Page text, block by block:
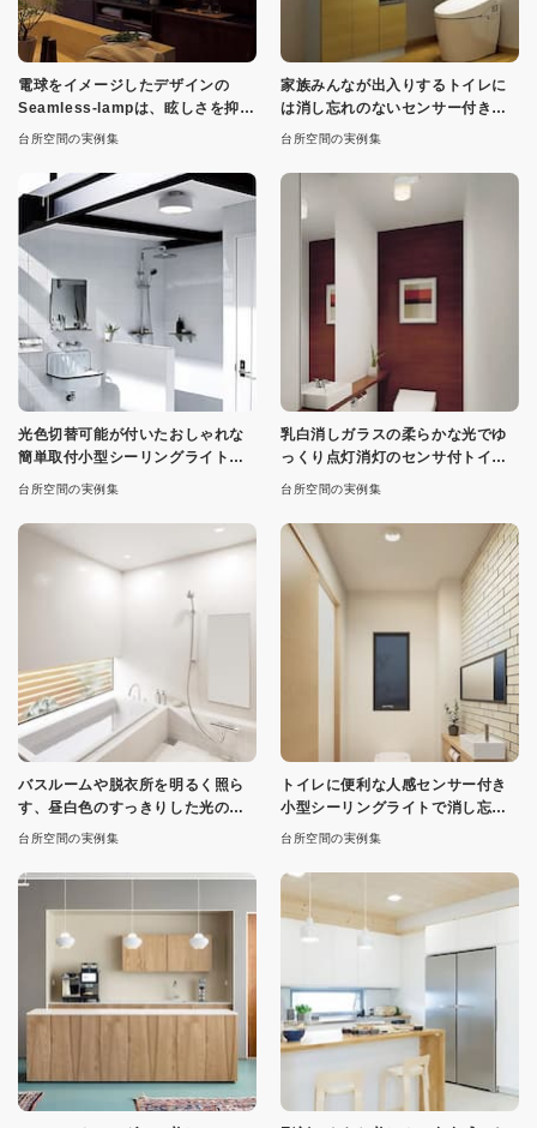
電球をイメージしたデザインの
Seamless-lampは、眩しさを抑え
て光が広がります
台所空間の実例集
家族みんなが出入りするトイレに
は消し忘れのないセンサー付きタ
イプのトイレ照明
台所空間の実例集
光色切替可能が付いたおしゃれな
簡単取付小型シーリングライト、
各２色・各２種
台所空間の実例集
乳白消しガラスの柔らかな光でゆ
っくり点灯消灯のセンサ付トイレ
用シーリングライト
台所空間の実例集
バスルームや脱衣所を明るく照ら
す、昼白色のすっきりした光の防
雨型ダウンライト
台所空間の実例集
トイレに便利な人感センサー付き
小型シーリングライトで消し忘れ
なし
台所空間の実例集